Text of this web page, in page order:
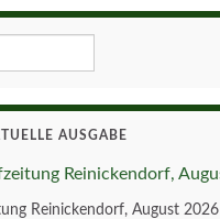
AUSGABE
Reinickendorf, August 2026